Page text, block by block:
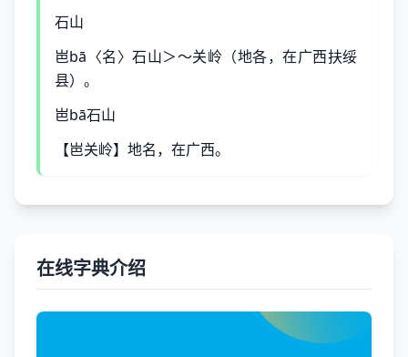
石山
岜bā〈名〉石山＞～关岭（地各，在广西扶绥
县）。
岜bā石山
【岜关岭】地名，在广西。
在线字典介绍